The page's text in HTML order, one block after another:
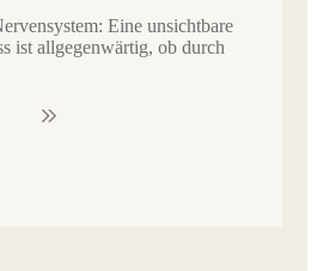
Eine unsichtbare
ist allgegenwärtig, ob durch